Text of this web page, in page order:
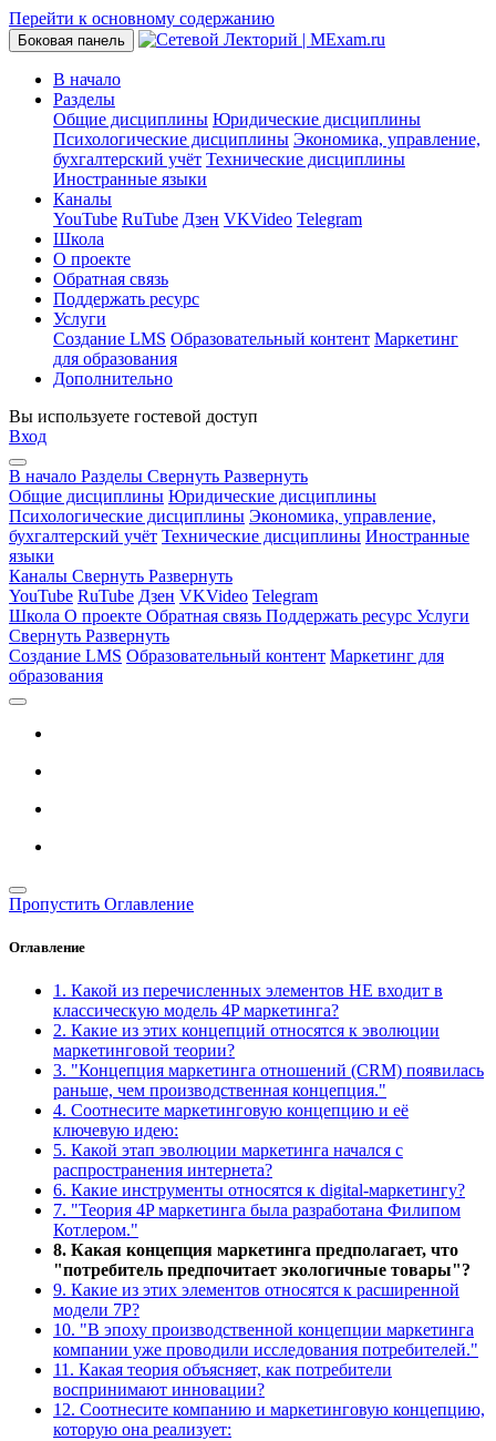
Перейти к основному содержанию
Боковая панель
В начало
Разделы
Общие дисциплины Юридические дисциплины
Психологические дисциплины Экономика, управление,
бухгалтерский учёт Технические дисциплины
Иностранные языки
Каналы
YouTube RuTube Дзен VKVideo Telegram
Школа
О проекте
Обратная связь
Поддержать ресурс
Услуги
Создание LMS Образовательный контент Маркетинг
для образования
Дополнительно
Вы используете гостевой доступ
Вход
В начало Разделы Свернуть Развернуть
Общие дисциплины Юридические дисциплины
Психологические дисциплины Экономика, управление,
бухгалтерский учёт Технические дисциплины Иностранные
языки
Каналы Свернуть Развернуть
YouTube RuTube Дзен VKVideo Telegram
Школа О проекте Обратная связь Поддержать ресурс Услуги
Свернуть Развернуть
Создание LMS Образовательный контент Маркетинг для
образования
Пропустить Оглавление
Оглавление
1. Какой из перечисленных элементов НЕ входит в
классическую модель 4P маркетинга?
2. Какие из этих концепций относятся к эволюции
маркетинговой теории?
3. "Концепция маркетинга отношений (CRM) появилась
раньше, чем производственная концепция."
4. Соотнесите маркетинговую концепцию и её
ключевую идею:
5. Какой этап эволюции маркетинга начался с
распространения интернета?
6. Какие инструменты относятся к digital-маркетингу?
7. "Теория 4P маркетинга была разработана Филипом
Котлером."
8. Какая концепция маркетинга предполагает, что
"потребитель предпочитает экологичные товары"?
9. Какие из этих элементов относятся к расширенной
модели 7P?
10. "В эпоху производственной концепции маркетинга
компании уже проводили исследования потребителей."
11. Какая теория объясняет, как потребители
воспринимают инновации?
12. Соотнесите компанию и маркетинговую концепцию,
которую она реализует: